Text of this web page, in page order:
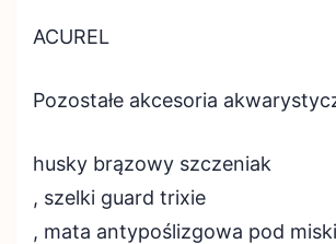
ACUREL
Pozostałe akcesoria
husky brązowy szczeniak
, szelki guard trixie
, mata antypoślizgowa pod